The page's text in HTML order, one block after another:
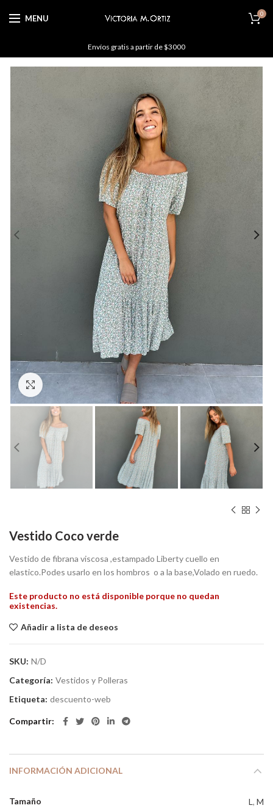
MENU 0
Envíos gratis a partir de $3000
Hacer zoom
Vestido Coco verde
Vestido de fibrana viscosa ,estampado Liberty cuello en
elastico.Podes usarlo en los hombros o a la base,Volado en ruedo.
Este producto no está disponible porque no quedan
existencias.
Añadir a lista de deseos
SKU: N/D
Categoría: Vestidos y Polleras
Etiqueta: descuento-web
Compartir
INFORMACIÓN ADICIONAL
Tamaño L , M